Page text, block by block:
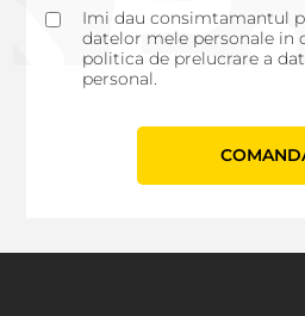
Imi dau consimtamantul
datelor mele personale in
politica de prelucrare a
personal.